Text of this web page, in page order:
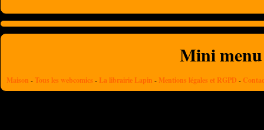
Mini menu
Maison -Tous les webcomics - La librairie Lapin - Mentions légales et RGPD -